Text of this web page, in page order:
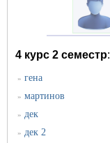
4 курс 2 семестр:
» гена
» мартинов
» дек
» дек 2